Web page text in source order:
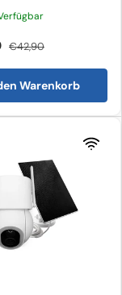
€42,90
Warenkorb